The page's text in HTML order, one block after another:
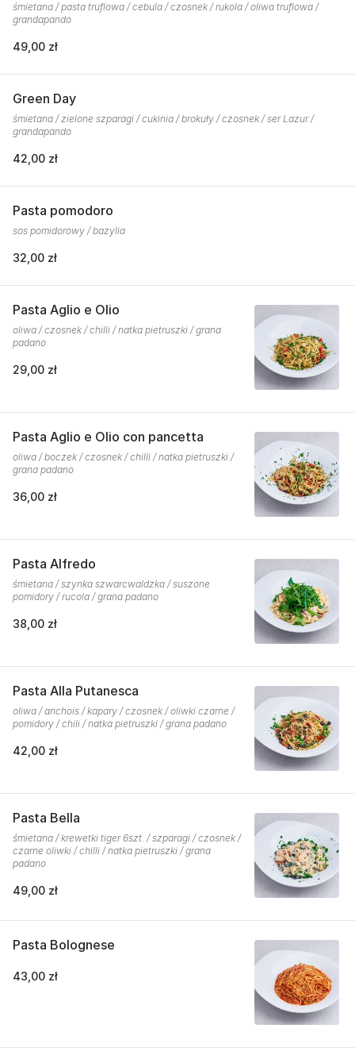
śmietana / pasta truflowa / cebula / czosnek / rukola / oliwa truflowa /
grandapando
49,00 zł
Green Day
śmietana / zielone szparagi / cukinia / brokuły / czosnek / ser Lazur /
grandapando
42,00 zł
Pasta pomodoro
sos pomidorowy / bazylia
32,00 zł
Pasta Aglio e Olio
oliwa / czosnek / chilli / natka pietruszki / grana
padano
29,00 zł
Pasta Aglio e Olio con pancetta
oliwa / boczek / czosnek / chilli / natka pietruszki /
grana padano
36,00 zł
Pasta Alfredo
śmietana / szynka szwarcwaldzka / suszone
pomidory / rucola / grana padano
38,00 zł
Pasta Alla Putanesca
oliwa / anchois / kapary / czosnek / oliwki czarne /
pomidory / chili / natka pietruszki / grana padano
42,00 zł
Pasta Bella
śmietana / krewetki tiger 6szt. / szparagi / czosnek /
czarne oliwki / chilli / natka pietruszki / grana
padano
49,00 zł
Pasta Bolognese
43,00 zł